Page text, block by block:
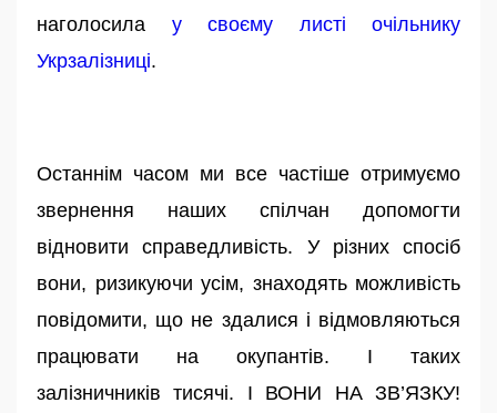
наголосила у своєму листі очільнику
Укрзалізниці.
Останнім часом ми все частіше отримуємо
звернення наших спілчан допомогти
відновити справедливість. У різних спосіб
вони, ризикуючи усім, знаходять можливість
повідомити, що не здалися і відмовляються
працювати на окупантів. І таких
залізничників тисячі. І ВОНИ НА ЗВ’ЯЗКУ!